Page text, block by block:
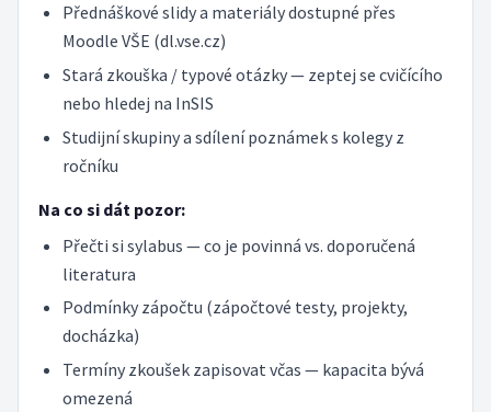
Přednáškové slidy a materiály dostupné přes
Moodle VŠE (dl.vse.cz)
Stará zkouška / typové otázky — zeptej se cvičícího
nebo hledej na InSIS
Studijní skupiny a sdílení poznámek s kolegy z
ročníku
Na co si dát pozor:
Přečti si sylabus — co je povinná vs. doporučená
literatura
Podmínky zápočtu (zápočtové testy, projekty,
docházka)
Termíny zkoušek zapisovat včas — kapacita bývá
omezená